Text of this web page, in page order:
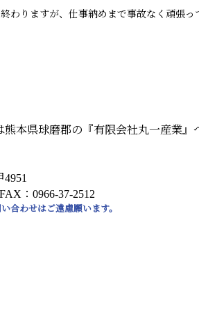
わりますが、仕事納めまで事故なく頑張っ
熊本県球磨郡の『有限会社丸一産業』
：0966-37-2512
合わせはご遠慮願います。